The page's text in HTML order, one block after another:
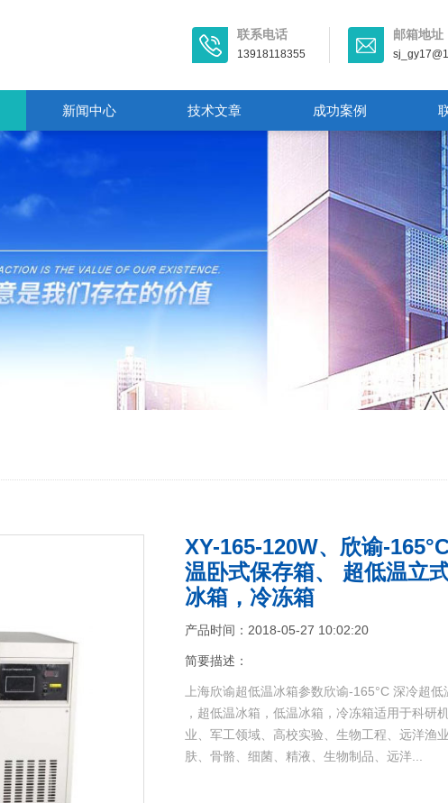
联系电话
13918118355
邮箱地址
新闻中心 技术文章 成功案例
XY-165-120W、欣谕-
温卧式保存箱、 超低温立
冰箱，冷冻箱
产品时间：2018-05-27 10:02:20
简要描述：
上海欣谕超低温冰箱参数欣谕-165°C 深冷超
，超低温冰箱，低温冰箱，冷冻箱适用于科
业、军工领域、高校实验、生物工程、远洋渔
肤、骨骼、细菌、精液、生物制品、远洋...